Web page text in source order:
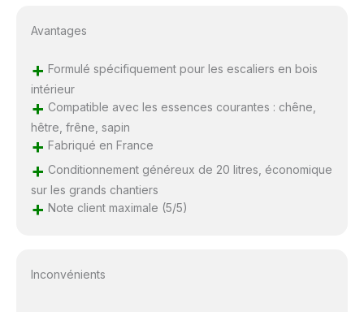
Avantages
+ Formulé spécifiquement pour les escaliers en bois
intérieur
+ Compatible avec les essences courantes : chêne,
hêtre, frêne, sapin
+ Fabriqué en France
+ Conditionnement généreux de 20 litres, économique
sur les grands chantiers
+ Note client maximale (5/5)
Inconvénients